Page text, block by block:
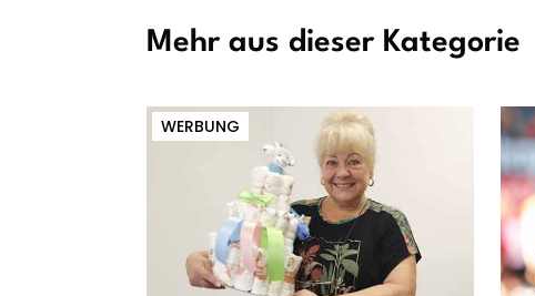
Mehr aus dieser Kategorie
WERBUNG